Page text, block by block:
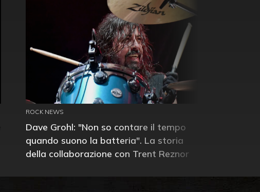
ROCK NEWS
Dave Grohl: "Non so contare il tempo
quando suono la batteria". La storia
della collaborazione con Trent Reznor